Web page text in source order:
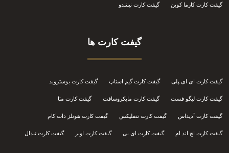
گیفت کارت کارما کوین گیفت کارت نینتندو
گیفت کارت ها
گیفت کارت ای ای پلی گیفت کارت گیم استاپ گیفت کارت بوستروید
گیفت کارت لیگو فست گیفت کارت مایکروسافت گیفت کارت متا
گیفت کارت آدیداس گیفت کارت نتفلیکس گیفت کارت هوتلز دات کام
گیفت کارت اچ اند ام گیفت کارت ای بی گیفت کارت اوبر گیفت کارت تیدال